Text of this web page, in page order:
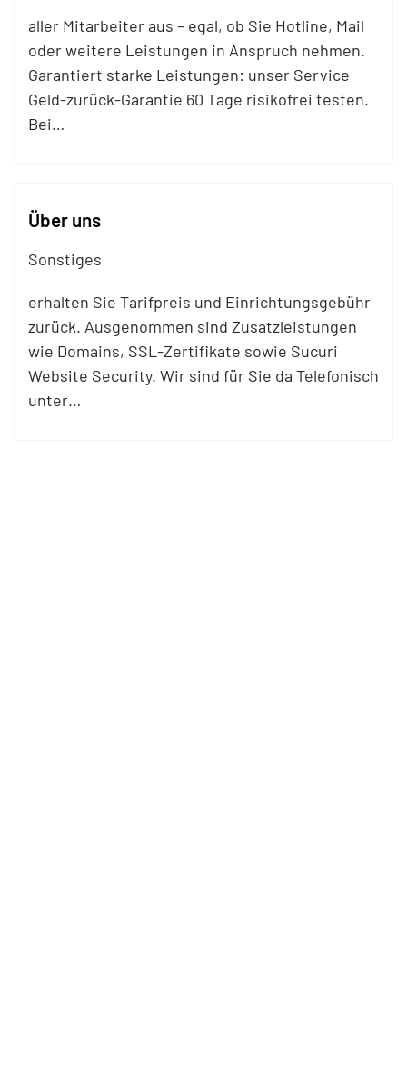
aller Mitarbeiter aus – egal, ob Sie Hotline, Mail
oder weitere Leistungen in Anspruch nehmen.
Garantiert starke Leistungen: unser Service
Geld-zurück-Garantie 60 Tage risikofrei testen.
Bei…
Über uns
Sonstiges
erhalten Sie Tarifpreis und Einrichtungsgebühr
zurück. Ausgenommen sind Zusatzleistungen
wie Domains, SSL-Zertifikate sowie Sucuri
Website Security. Wir sind für Sie da Telefonisch
unter…